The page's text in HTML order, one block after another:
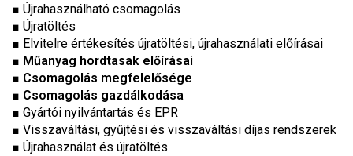
■ Újrahasználható csomagolás
■ Újratöltés
■ Elvitelre értékesítés újratöltési, újrahasználati előírásai
■ Műanyag hordtasak előírásai
■ Csomagolás megfelelősége
■ Csomagolás gazdálkodása
■ Gyártói nyilvántartás és EPR
■ Visszaváltási, gyűjtési és visszaváltási díjas rendszerek
■ Újrahasználat és újratöltés